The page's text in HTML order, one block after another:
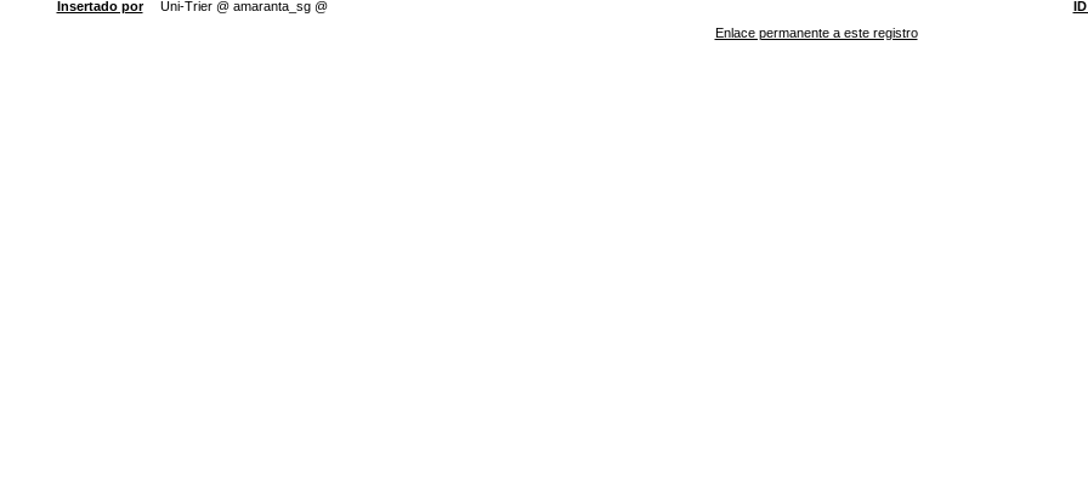
Insertado por
Uni-Trier @ amaranta_sg @
Enlace permanente a este registro